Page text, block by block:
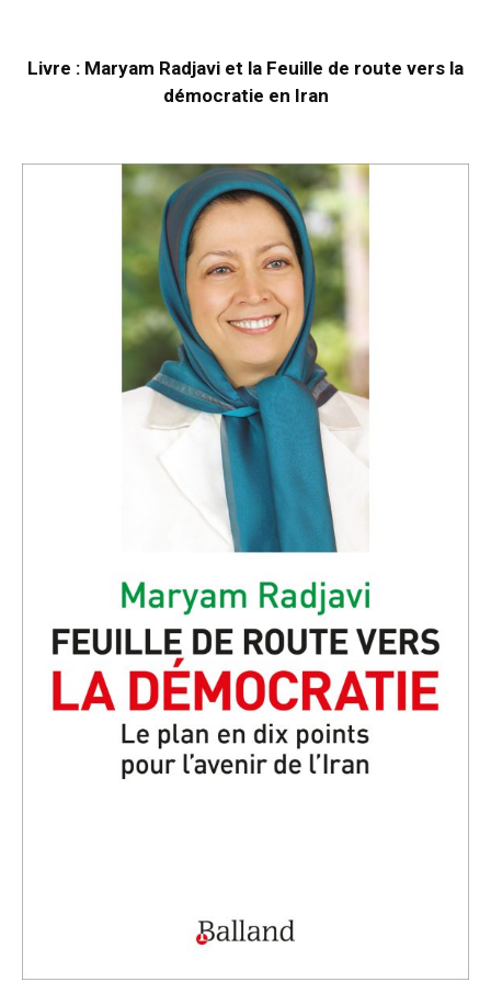
Livre : Maryam Radjavi et la Feuille de route vers la
démocratie en Iran